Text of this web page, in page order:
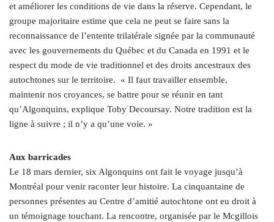
et améliorer les conditions de vie dans la réserve. Cependant, le
groupe majoritaire estime que cela ne peut se faire sans la
reconnaissance de l’entente trilatérale signée par la communauté
avec les gouvernements du Québec et du Canada en 1991 et le
respect du mode de vie traditionnel et des droits ancestraux des
autochtones sur le territoire. « Il faut travailler ensemble,
maintenir nos croyances, se battre pour se réunir en tant
qu’Algonquins, explique Toby Decoursay. Notre tradition est la
ligne à suivre ; il n’y a qu’une voie. »
Aux barricades
Le 18 mars dernier, six Algonquins ont fait le voyage jusqu’à
Montréal pour venir raconter leur histoire. La cinquantaine de
personnes présentes au Centre d’amitié autochtone ont eu droit à
un témoignage touchant. La rencontre, organisée par le Mcgillois